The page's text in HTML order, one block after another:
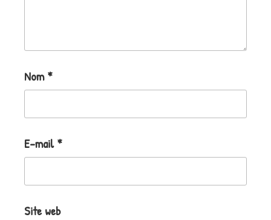
Nom*
E-mail*
Site web